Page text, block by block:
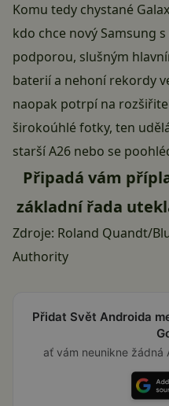
Komu tedy chystané
kdo chce nový Samsung
podporou, slušným
baterií a nehoní rekordy
naopak potrpí na
širokoúhlé fotky, ten
starší A26 nebo se
Připadá vám
základní řada
Zdroje: Roland Quandt/
Authority
Přidat Svět Androida
ať vám neunikne žádná